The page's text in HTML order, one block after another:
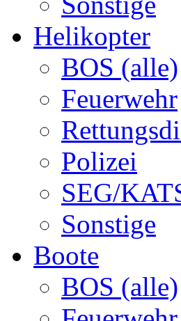
Helikopter
BOS (alle)
Feuerwehr
Polizei
SEG/
Sonstige
Boote
BOS (alle)